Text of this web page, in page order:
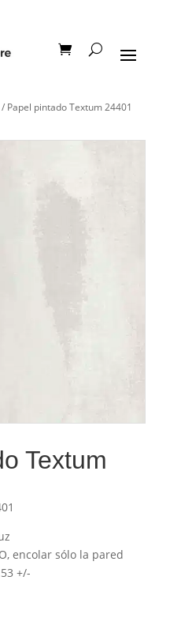
Papel pintado Textum 24401
Textum
encolar sólo la pared
+/-